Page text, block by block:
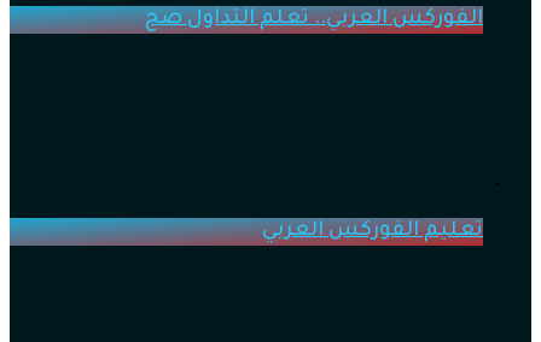
الفوركس العربي.. تعلم التداول صح
تعليم الفوركس العربي